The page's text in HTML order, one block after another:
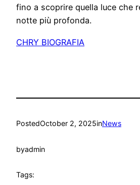
fino a scoprire quella luce che
notte più profonda.
CHRY BIOGRAFIA
PostedOctober 2, 2025inNews
byadmin
Tags: